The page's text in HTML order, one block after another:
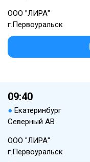
ООО "ЛИРА"
г.Первоуральск
09:40
● Екатеринбург
Северный АВ
ООО "ЛИРА"
г.Первоуральск